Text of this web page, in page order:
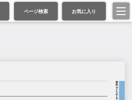
ページ検索 お気に入り